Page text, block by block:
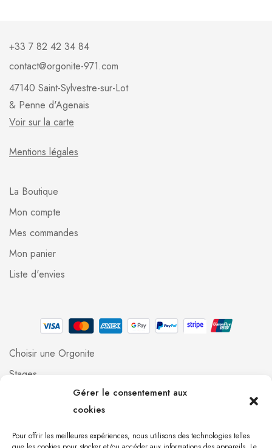
Gérer le consentement aux
cookies
Pour offrir les meilleures expériences, nous utilisons des technologies telles
+33 7 82 42 34 84
contact@orgonite-971.com
47140 Saint-Sylvestre-sur-Lot
& Penne d'Agenais
Voir sur la carte
Mentions légales
La Boutique
Mon compte
Mes commandes
Mon panier
Liste d'envies
Choisir une Orgonite
Stages
Foire aux questions
Qui suis-je ?